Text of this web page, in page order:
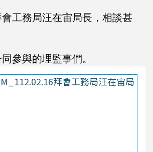
工務局汪在宙局長，相談甚
參與的理監事們。